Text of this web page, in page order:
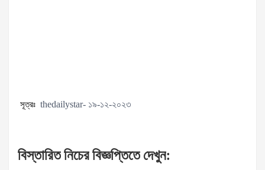
সূত্রঃ thedailystar- ১৯-১২-২০২৩
বিস্তারিতনিচেরবিজ্ঞপ্তিতে দেখুন: